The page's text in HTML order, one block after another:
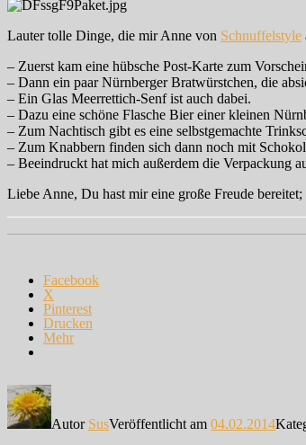
Lauter tolle Dinge, die mir Anne von Schnuffelstyle
– Zuerst kam eine hübsche Post-Karte zum
– Dann ein paar Nürnberger Bratwürstchen, die
– Ein Glas Meerrettich-Senf ist auch dabei.
– Dazu eine schöne Flasche Bier einer kleinen
– Zum Nachtisch gibt es eine selbstgemachte
– Zum Knabbern finden sich dann noch mit
– Beeindruckt hat mich außerdem die Verpackung
Liebe Anne, Du hast mir eine große Freude
Facebook
X
Pinterest
Drucken
Mehr
Autor SusVeröffentlicht am 04.02.2014